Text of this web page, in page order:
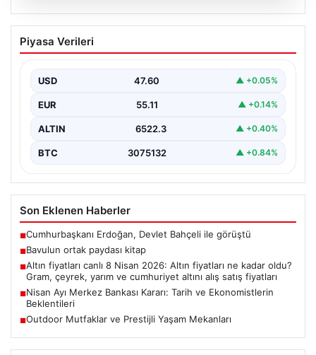
Bavulun ortak paydası kitap
Çocukluğundan bu yana aynı anda birkaç kitap
Piyasa Verileri
USD 47.60 ▲ +0.05%
EUR 55.11 ▲ +0.14%
ALTIN 6522.3 ▲ +0.40%
BTC 3075132 ▲ +0.84%
Son Eklenen Haberler
■Cumhurbaşkanı Erdoğan, Devlet Bahçeli ile görüştü
■Bavulun ortak paydası kitap
■Altın fiyatları canlı 8 Nisan 2026: Altın fiyatları ne kadar oldu?
Gram, çeyrek, yarım ve cumhuriyet altını alış satış fiyatları
■Nisan Ayı Merkez Bankası Kararı: Tarih ve Ekonomistlerin
Beklentileri
■Outdoor Mutfaklar ve Prestijli Yaşam Mekanları